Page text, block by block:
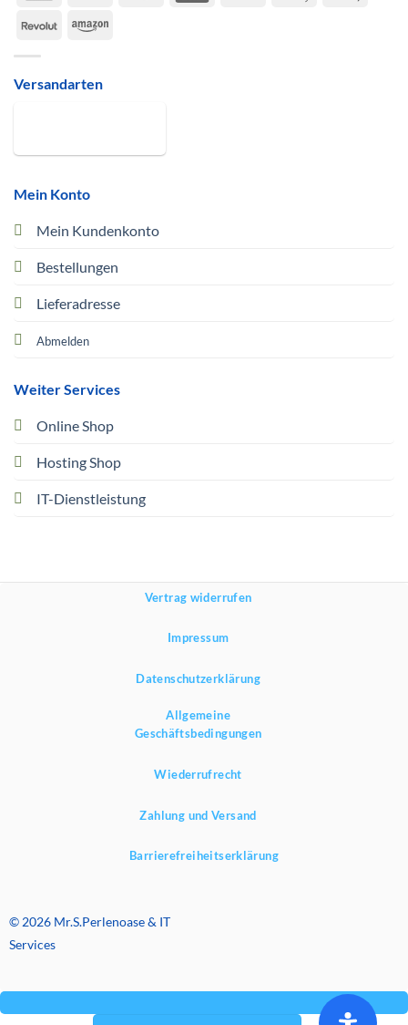
Mein Konto
Mein Kundenkonto
Bestellungen
Lieferadresse
Abmelden
Weiter Services
Online Shop
Hosting Shop
IT-Dienstleistung
RevolutAmazon
Versandarten
Vertrag widerrufen
Impressum
Datenschutzerklärung
Allgemeine
Geschäftsbedingungen
Wiederrufrecht
Zahlung und Versand
Barrierefreiheitserklärung
© 2026 Mr.S.Perlenoase & IT
Services